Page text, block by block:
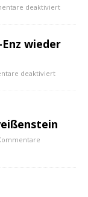
deaktiviert
wieder
deaktiviert